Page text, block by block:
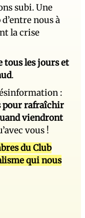
subi. Une
nous à
la crise
tous les jours et
.
:
pour rafraîchir
viendront
vous !
du Club
qui nous